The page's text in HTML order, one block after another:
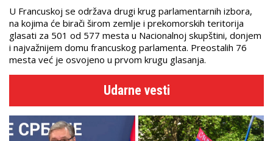
U Francuskoj se održava drugi krug parlamentarnih izbora,
na kojima će birači širom zemlje i prekomorskih teritorija
glasati za 501 od 577 mesta u Nacionalnoj skupštini, donjem
i najvažnijem domu francuskog parlamenta. Preostalih 76
mesta već je osvojeno u prvom krugu glasanja.
Udarne vesti